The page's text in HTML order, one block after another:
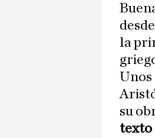
la
Unos
su
texto